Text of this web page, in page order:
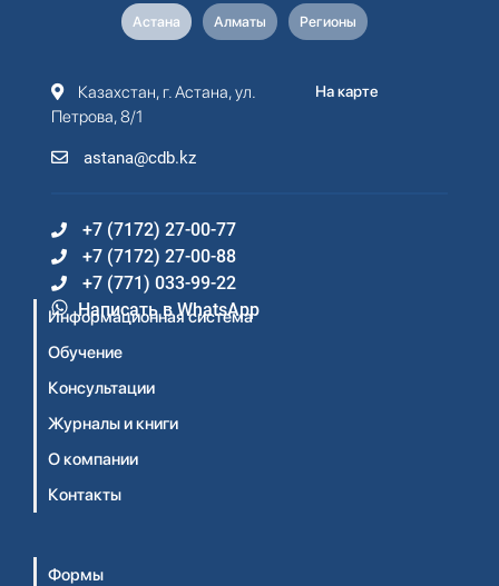
Астана Алматы Регионы
Казахстан, г. Астана, ул.
Петрова, 8/1
astana@cdb.kz
На карте
+7 (7172) 27-00-77
+7 (7172) 27-00-88
+7 (771) 033-99-22
Написать в WhatsApp
Информационная система
Обучение
Консультации
Журналы и книги
О компании
Контакты
Формы